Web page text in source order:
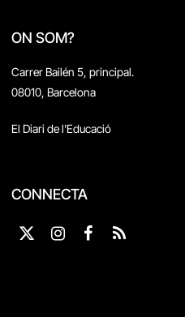
ON SOM?
Carrer Bailén 5, principal.
08010, Barcelona
El Diari de l'Educació
CONNECTA
X
Instagram
Facebook
RSS